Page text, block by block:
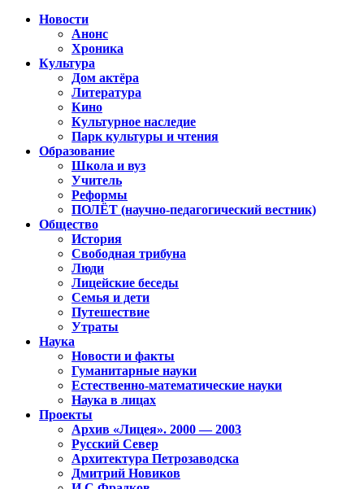
Новости
Анонс
Хроника
Культура
Дом актёра
Литература
Кино
Культурное наследие
Парк культуры и чтения
Образование
Школа и вуз
Учитель
Реформы
ПОЛЁТ (научно-педагогический вестник)
Общество
История
Свободная трибуна
Люди
Лицейские беседы
Семья и дети
Путешествие
Утраты
Наука
Новости и факты
Гуманитарные науки
Естественно-математические науки
Наука в лицах
Проекты
Архив «Лицея». 2000 — 2003
Русский Север
Архитектура Петрозаводска
Дмитрий Новиков